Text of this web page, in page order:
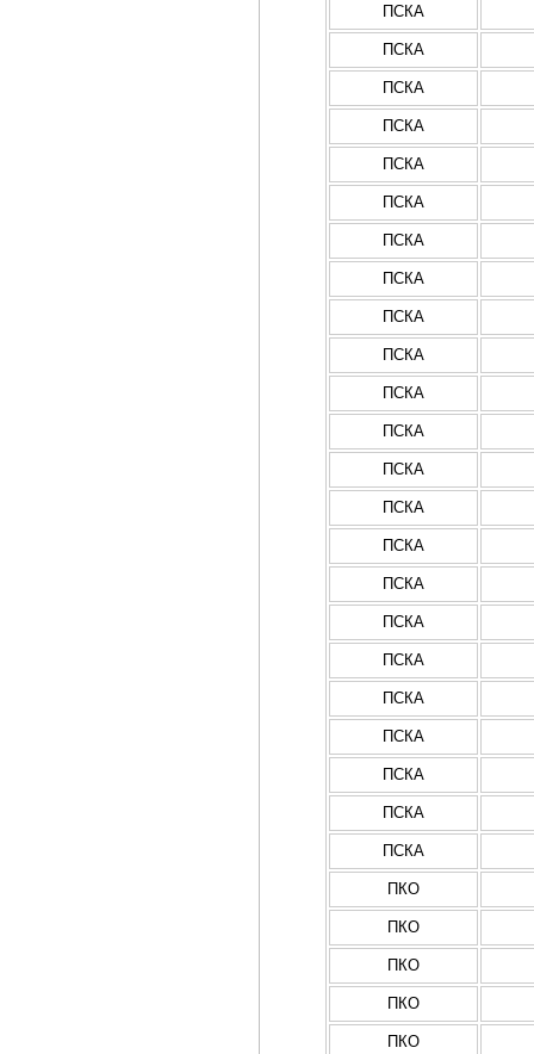
ПСКА
ПСКА
ПСКА
ПСКА
ПСКА
ПСКА
ПСКА
ПСКА
ПСКА
ПСКА
ПСКА
ПСКА
ПСКА
ПСКА
ПСКА
ПСКА
ПСКА
ПСКА
ПСКА
ПСКА
ПСКА
ПСКА
ПСКА
ПКО
ПКО
ПКО
ПКО
ПКО